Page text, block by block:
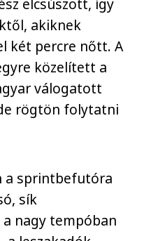
akiknek
két percre nőtt. A
közelített a
válogatott
rögtön folytatni
a sprintbefutóra
sík
nagy tempóban